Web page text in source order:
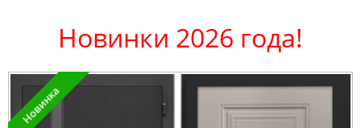
Новинки 2026 года!
Новинка